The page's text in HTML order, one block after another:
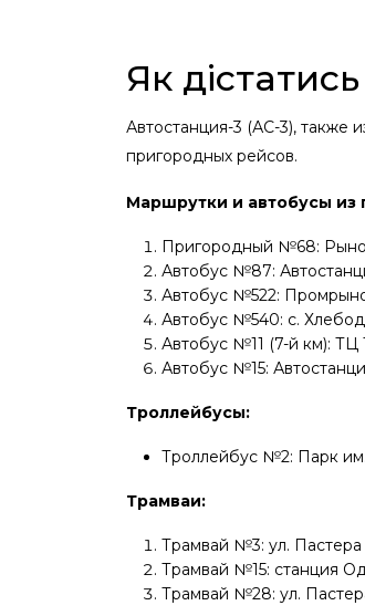
Як дістатись
Автостанция-3 (АС-3), также
пригородных рейсов.
Маршрутки и автобусы из
Пригородный №68:
Автобус №87:
Автобус №522:
Автобус №540: с.
Автобус №11 (7-й км):
Автобус №15:
Троллейбусы:
Троллейбус №2: Парк
Трамваи:
Трамвай №3: ул.
Трамвай №15: станция
Трамвай №28: ул.